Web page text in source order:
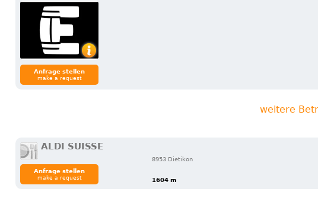
Anfrage stellen
make a request
weitere
ALDI SUISSE
8953 Dietikon
1604 m
Anfrage stellen
make a request